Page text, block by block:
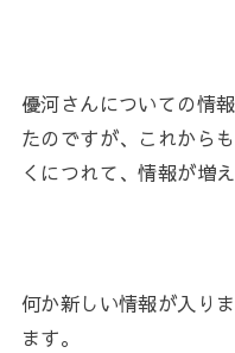
優河さんについての情
たのですが、これから
くにつれて、情報が増
何か新しい情報が入り
ます。